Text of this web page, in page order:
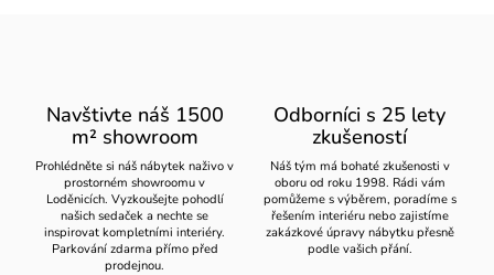
Navštivte náš 1500
m² showroom
Prohlédněte si náš nábytek naživo v
prostorném showroomu v
Loděnicích. Vyzkoušejte pohodlí
našich sedaček a nechte se
inspirovat kompletními interiéry.
Parkování zdarma přímo před
prodejnou.
Odborníci s 25 lety
zkušeností
Náš tým má bohaté zkušenosti v
oboru od roku 1998. Rádi vám
pomůžeme s výběrem, poradíme s
řešením interiéru nebo zajistíme
zakázkové úpravy nábytku přesně
podle vašich přání.